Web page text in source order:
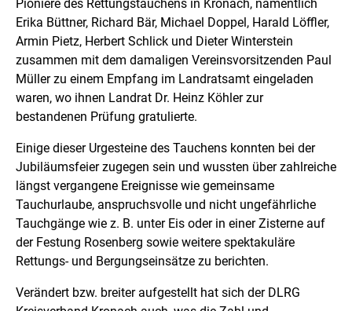
Pioniere des Rettungstauchens in Kronach, namentlich
Erika Büttner, Richard Bär, Michael Doppel, Harald Löffler,
Armin Pietz, Herbert Schlick und Dieter Winterstein
zusammen mit dem damaligen Vereinsvorsitzenden Paul
Müller zu einem Empfang im Landratsamt eingeladen
waren, wo ihnen Landrat Dr. Heinz Köhler zur
bestandenen Prüfung gratulierte.
Einige dieser Urgesteine des Tauchens konnten bei der
Jubiläumsfeier zugegen sein und wussten über zahlreiche
längst vergangene Ereignisse wie gemeinsame
Tauchurlaube, anspruchsvolle und nicht ungefährliche
Tauchgänge wie z. B. unter Eis oder in einer Zisterne auf
der Festung Rosenberg sowie weitere spektakuläre
Rettungs- und Bergungseinsätze zu berichten.
Verändert bzw. breiter aufgestellt hat sich der DLRG